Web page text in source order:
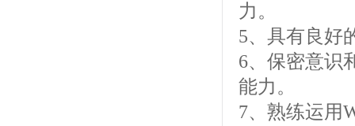
力。
5、具有良好
6、保密意识
能力。
7、熟练运用